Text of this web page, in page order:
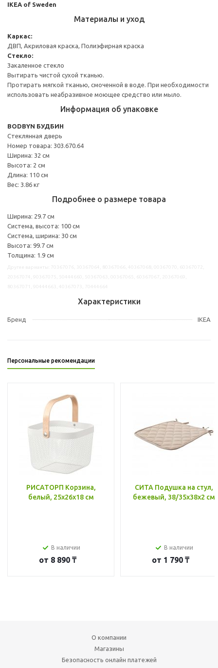
IKEA of Sweden
Материалы и уход
Каркас:
ДВП, Акриловая краска, Полиэфирная краска
Стекло:
Закаленное стекло
Вытирать чистой сухой тканью.
Протирать мягкой тканью, смоченной в воде. При необходимости
использовать неабразивное моющее средство или мыло.
Информация об упаковке
BODBYN БУДБИН
Стеклянная дверь
Номер товара: 303.670.64
Ширина: 32 см
Высота: 2 см
Длина: 110 см
Вес: 3.86 кг
Подробнее о размере товара
Ширина: 29.7 см
Система, высота: 100 см
Система, ширина: 30 см
Высота: 99.7 см
Толщина: 1.9 см
Характеристики
Бренд IKEA
Персональные рекомендации
РИСАТОРП Корзина,
белый, 25x26x18 см
В наличии
от 8 890 ₸
СИТА Подушка на стул,
бежевый, 38/35x38x2 см
В наличии
от 1 790 ₸
О компании
Магазины
Безопасность онлайн платежей